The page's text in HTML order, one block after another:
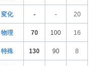
変化 - - 20
物理 70 100 16
特殊 130 90 8